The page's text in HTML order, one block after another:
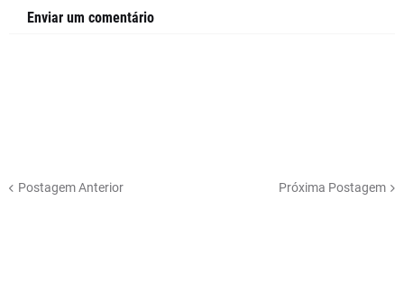
Enviar um comentário
Postagem Anterior Próxima Postagem